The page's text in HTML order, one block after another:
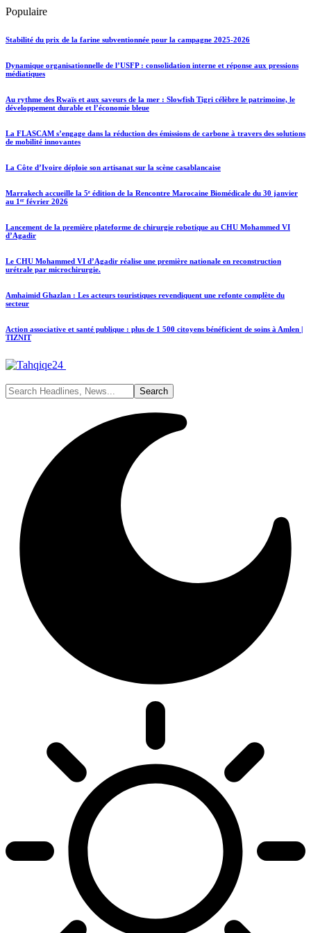
Populaire
Stabilité du prix de la farine subventionnée pour la campagne 2025-2026
Dynamique organisationnelle de l’USFP : consolidation interne et réponse aux pressions
médiatiques
Au rythme des Rwaïs et aux saveurs de la mer : Slowfish Tigri célèbre le patrimoine, le
développement durable et l’économie bleue
La FLASCAM s’engage dans la réduction des émissions de carbone à travers des solutions
de mobilité innovantes
La Côte d’Ivoire déploie son artisanat sur la scène casablancaise
Marrakech accueille la 5ᵉ édition de la Rencontre Marocaine Biomédicale du 30 janvier
au 1ᵉʳ février 2026
Lancement de la première plateforme de chirurgie robotique au CHU Mohammed VI
d’Agadir
Le CHU Mohammed VI d’Agadir réalise une première nationale en reconstruction
urétrale par microchirurgie.
Amhaimid Ghazlan : Les acteurs touristiques revendiquent une refonte complète du
secteur
Action associative et santé publique : plus de 1 500 citoyens bénéficient de soins à Amlen |
TIZNIT